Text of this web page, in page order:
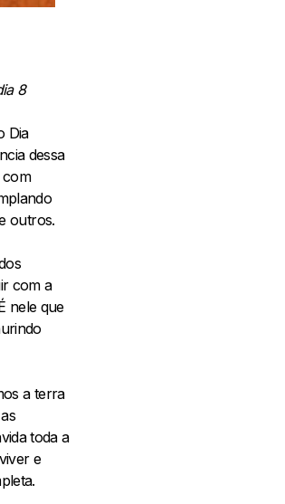
8
Dia
dessa
com
outros.
com a
nele que
a terra
toda a
e